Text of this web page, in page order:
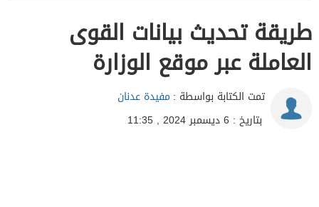
طريقة تحديث بيانات القوى
العاملة عبر موقع الوزارة
تمت الكتابة بواسطة : مفيدة عدنان
بتاريخ : 6 ديسمبر 2024 , 11:35